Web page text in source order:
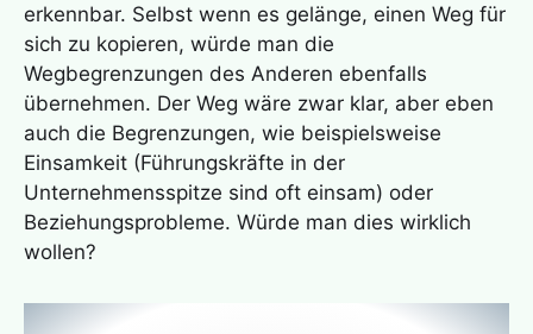
erkennbar. Selbst wenn es gelänge, einen Weg für
sich zu kopieren, würde man die
Wegbegrenzungen des Anderen ebenfalls
übernehmen. Der Weg wäre zwar klar, aber eben
auch die Begrenzungen, wie beispielsweise
Einsamkeit (Führungskräfte in der
Unternehmensspitze sind oft einsam) oder
Beziehungsprobleme. Würde man dies wirklich
wollen?